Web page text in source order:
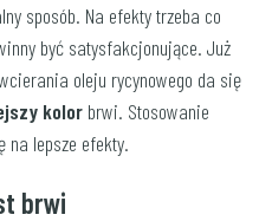
sposób. Na efekty trzeba co
być satysfakcjonujące. Już
oleju rycynowego da się
kolor brwi. Stosowanie
na lepsze efekty.
brwi